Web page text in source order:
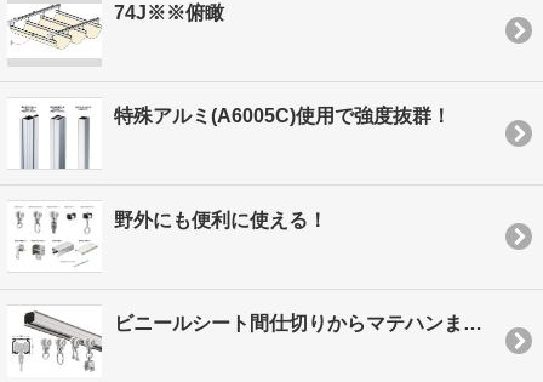
74J※※俯瞰
特殊アルミ(A6005C)使用で強度抜群！
野外にも便利に使える！
ビニールシート間仕切りからマテハンまで あらゆる用途に！